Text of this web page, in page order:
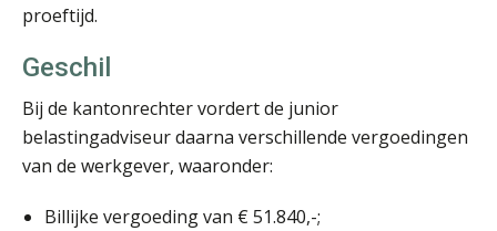
proeftijd.
Geschil
Bij de kantonrechter vordert de junior
belastingadviseur daarna verschillende vergoedingen
van de werkgever, waaronder:
Billijke vergoeding van € 51.840,-;
Chanien Engelbertink